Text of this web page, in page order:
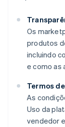
Os
produtos
incluindo
e como as
Termos
As
Uso da
vendedor